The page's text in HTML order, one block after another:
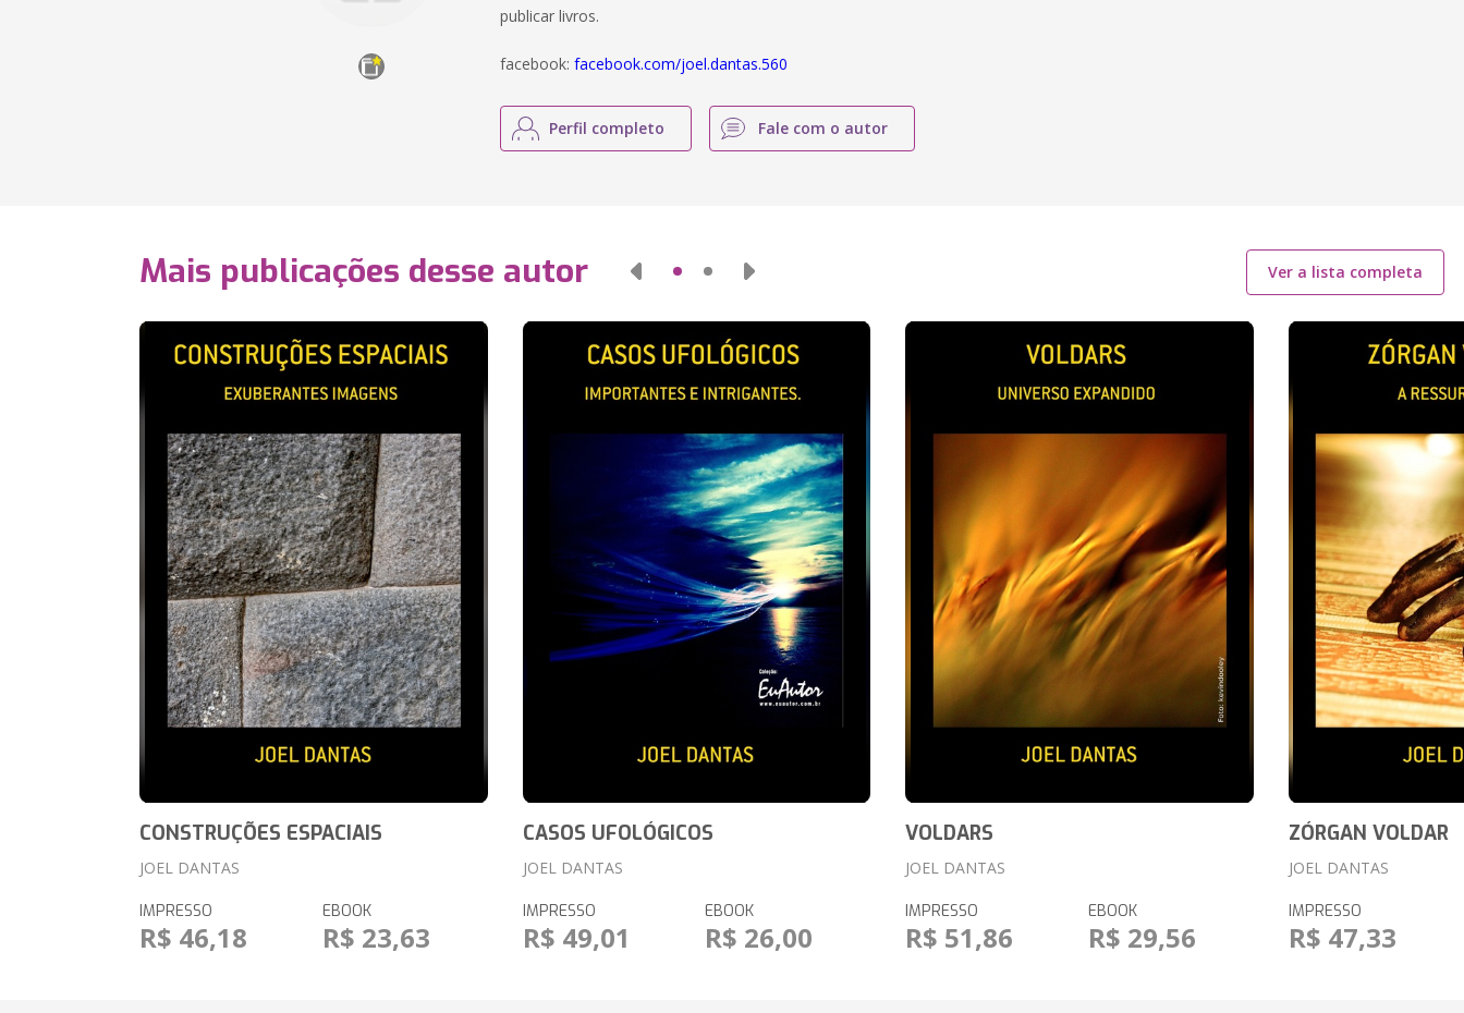
publicar livros.
facebook:facebook.com/joel.dantas.560
Perfil completo Fale com o autor
Mais publicações desse autor Ver a lista completa
CONSTRUÇÕES ESPACIAIS
JOEL DANTAS
IMPRESSO
R$ 46,18
EBOOK
R$ 23,63
CASOS UFOLÓGICOS
JOEL DANTAS
IMPRESSO
R$ 49,01
EBOOK
R$ 26,00
VOLDARS
JOEL DANTAS
IMPRESSO
R$ 51,86
EBOOK
R$ 29,56
ZÓRGAN VOLDAR
JOEL DANTAS
IMPRESSO
R$ 47,33